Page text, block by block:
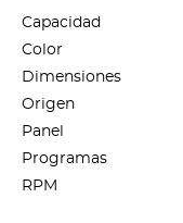
Capacidad
Color
Dimensiones
Origen
Panel
Programas
RPM